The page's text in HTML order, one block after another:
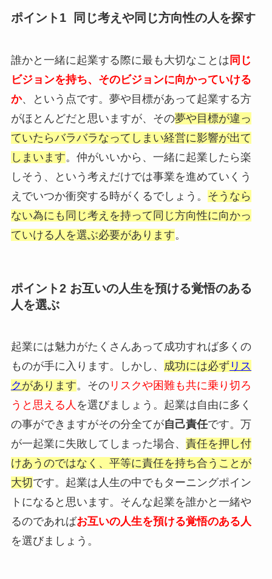
ポイント1 同じ考えや同じ方向性の人を探す
誰かと一緒に起業する際に最も大切なことは 同じ
ビジョンを持ち、そのビジョンに向かっていける
か、という点です。夢や目標があって起業する方
がほとんどだと思いますが、その夢や目標が違っ
ていたらバラバラなってしまい経営に影響が出て
しまいます。仲がいいから、一緒に起業したら楽
しそう、という考えだけでは事業を進めていくう
えでいつか衝突する時がくるでしょう。 そうなら
ない為にも同じ考えを持って同じ方向性に向かっ
ていける人を選ぶ必要があります。
ポイント2 お互いの人生を預ける覚悟のある
人を選ぶ
起業には魅力がたくさんあって成功すれば多くの
ものが手に入ります。しかし、 成功には必ず リス
ク があります。そのリスクや困難も共に乗り切ろ
うと思える人 を選びましょう。起業は自由に多く
の事ができますがその分全てが自己責任です。万
が一起業に失敗してしまった場合、 責任を押し付
けあうのではなく、平等に責任を持ち合うことが
大切 です。起業は人生の中でもターニングポイン
トになると思います。そんな起業を誰かと一緒や
るのであればお互いの人生を預ける覚悟のある人
を選びましょう。